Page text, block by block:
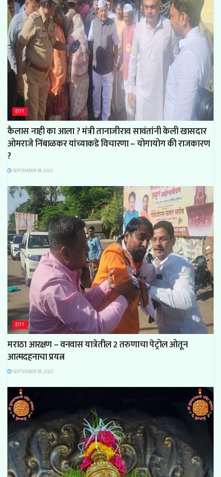
इतर
कैलास नाही का आला ? मंत्री तानाजीराव सावंतांनी केली खासदार
ओमराजे निंबाळकर यांच्याकडे विचारणा – योगायोग की राजकारण
?
SEPTEMBER 18, 2023
इतर
मराठा आरक्षण – वनवास यात्रेतील 2 तरुणाचा पेट्रोल ओतून
आत्मदहनाचा प्रयत्न
SEPTEMBER 18, 2023